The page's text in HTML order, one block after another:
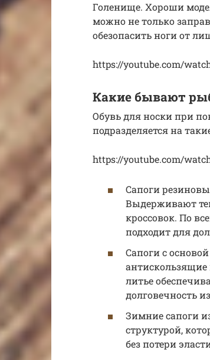
Голенище. Хороши
можно не только
обезопасить ноги от
https://youtube.com/
Какие бывают
Обувь для носки при
подразделяется на
https://youtube.com/
Сапоги
Выдерживают
кроссовок. По
подходит для
Сапоги с
литье
долговечность
Зимние сапоги
структурой,
без потери